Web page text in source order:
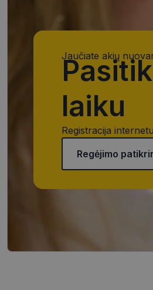
Jaučiate akių
laiku
Registracija
Regėjimo